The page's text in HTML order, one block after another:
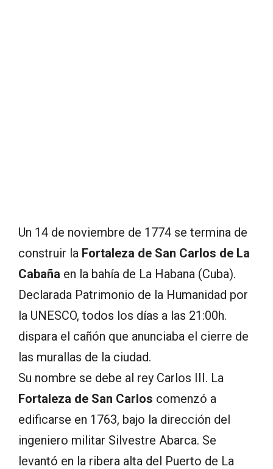
Un 14 de noviembre de 1774 se termina de
construir la Fortaleza de San Carlos de La
Cabaña en la bahía de La Habana (Cuba).
Declarada Patrimonio de la Humanidad por
la UNESCO, todos los días a las 21:00h.
dispara el cañón que anunciaba el cierre de
las murallas de la ciudad.
Su nombre se debe al rey Carlos III. La
Fortaleza de San Carlos comenzó a
edificarse en 1763, bajo la dirección del
ingeniero militar Silvestre Abarca. Se
levantó en la ribera alta del Puerto de La